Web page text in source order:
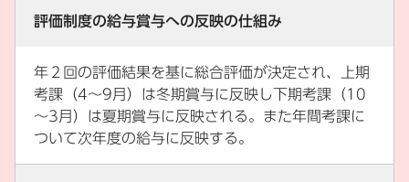
評価制度の給与賞与への反映の仕組み
年２回の評価結果を基に総合評価が決定され、上期
考課（4～9月）は冬期賞与に反映し下期考課（10
～3月）は夏期賞与に反映される。また年間考課に
ついて次年度の給与に反映する。